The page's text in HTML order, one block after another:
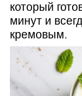
который
минут и
кремовым.